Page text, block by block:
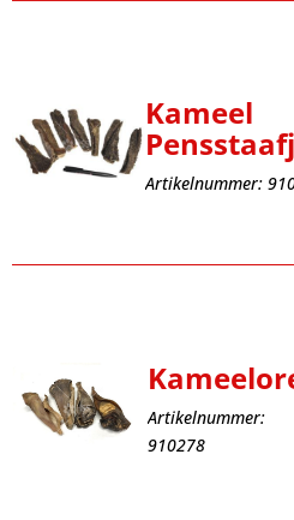
Kameel
Artikelnummer:
Artikelnummer:
910278